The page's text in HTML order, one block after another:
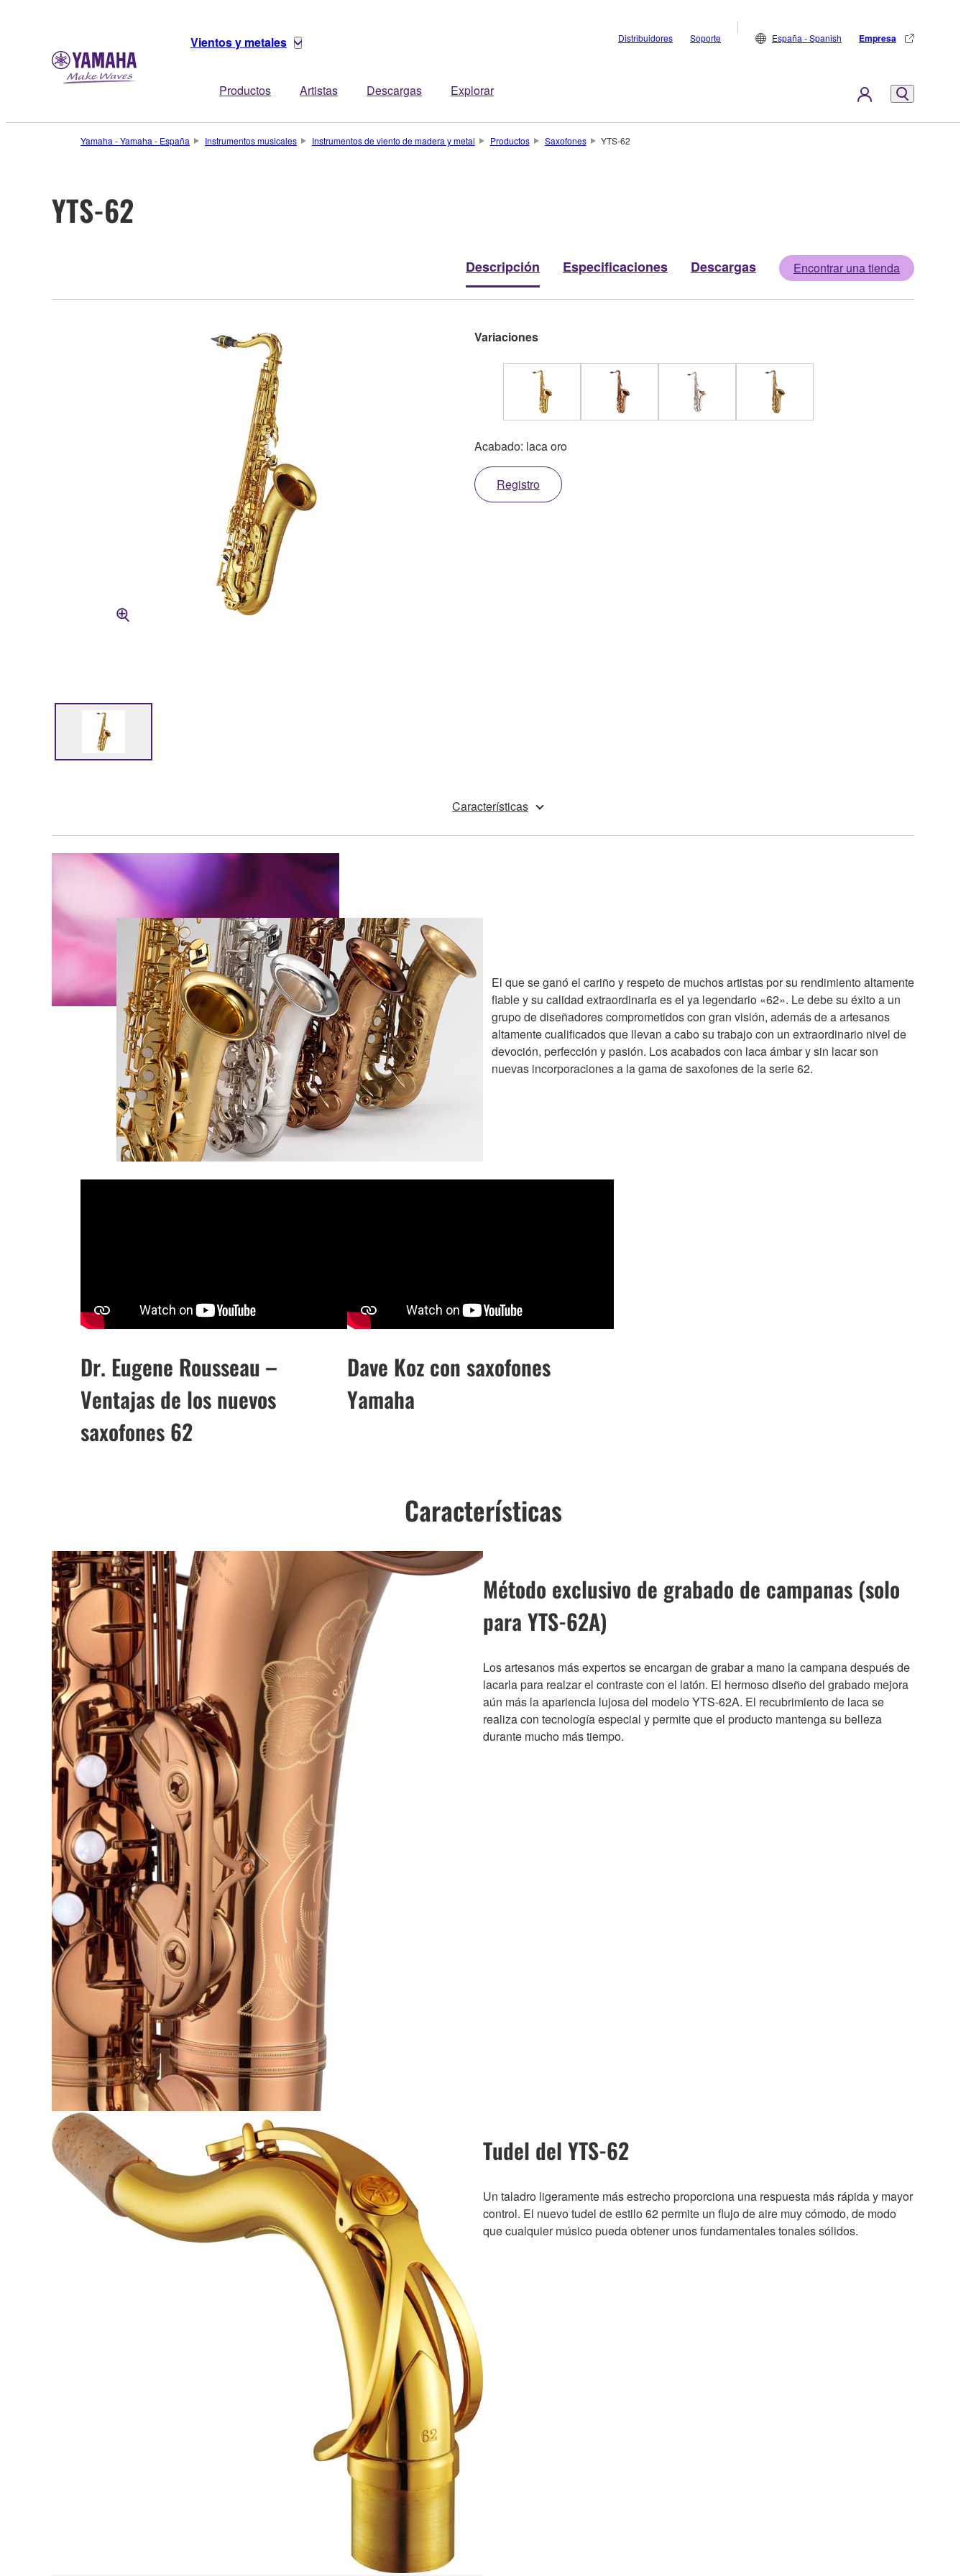
Vientos y metales
Productos Artistas Descargas Explorar
Distribuidores Soporte España - Spanish Empresa
Yamaha - Yamaha - España Instrumentos musicales Instrumentos de viento de madera y metal Productos Saxofones YTS-62
YTS-62
Descripción Especificaciones Descargas Encontrar una tienda
Variaciones
Acabado: laca oro
Registro
Características
El que se ganó el cariño y respeto de muchos artistas por su rendimiento altamente
fiable y su calidad extraordinaria es el ya legendario «62». Le debe su éxito a un
grupo de diseñadores comprometidos con gran visión, además de a artesanos
altamente cualificados que llevan a cabo su trabajo con un extraordinario nivel de
devoción, perfección y pasión. Los acabados con laca ámbar y sin lacar son
nuevas incorporaciones a la gama de saxofones de la serie 62.
Dr. Eugene Rousseau –
Ventajas de los nuevos
saxofones 62
Dave Koz con saxofones
Yamaha
Características
Método exclusivo de grabado de campanas (solo
para YTS-62A)
Los artesanos más expertos se encargan de grabar a mano la campana después de
lacarla para realzar el contraste con el latón. El hermoso diseño del grabado mejora
aún más la apariencia lujosa del modelo YTS-62A. El recubrimiento de laca se
realiza con tecnología especial y permite que el producto mantenga su belleza
durante mucho más tiempo.
Tudel del YTS-62
Un taladro ligeramente más estrecho proporciona una respuesta más rápida y mayor
control. El nuevo tudel de estilo 62 permite un flujo de aire muy cómodo, de modo
que cualquier músico pueda obtener unos fundamentales tonales sólidos.